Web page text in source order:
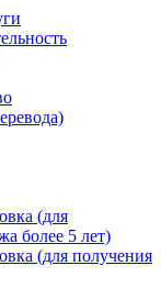
(для
более 5 лет)
(для получения